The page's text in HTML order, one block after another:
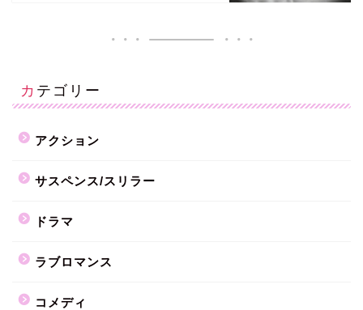
カテゴリー
アクション
サスペンス/スリラー
ドラマ
ラブロマンス
コメディ